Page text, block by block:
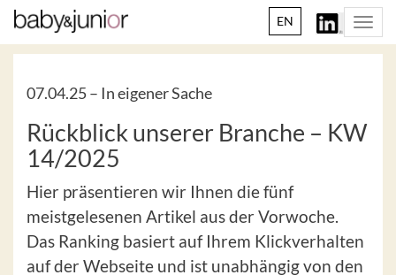
EN
07.04.25 – In eigener Sache
Rückblick unserer Branche – KW
14/2025
Hier präsentieren wir Ihnen die fünf
meistgelesenen Artikel aus der Vorwoche.
Das Ranking basiert auf Ihrem Klickverhalten
auf der Webseite und ist unabhängig von den